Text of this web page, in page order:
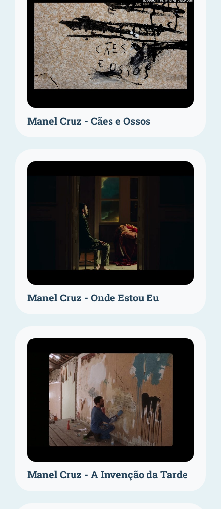
Manel Cruz - Cães e Ossos
Manel Cruz - Onde Estou Eu
Manel Cruz - A Invenção da Tarde